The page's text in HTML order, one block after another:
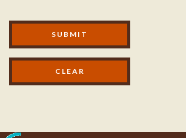
Modal Footer
SUBMIT